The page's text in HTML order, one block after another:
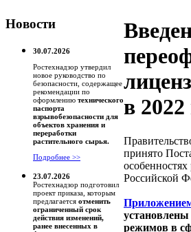
Новости
30.07.2026
Ростехнадзор утвердил
новое руководство по
безопасности, содержащее
рекомендации по
оформлению технического
паспорта
взрывобезопасности для
объектов хранения и
переработки
растительного сырья.
Подробнее >>
23.07.2026
Ростехнадзор подготовил
проект приказа, которым
предлагается отменить
ограниченный срок
действия изменений,
ранее внесенных в
в 2022
принято
Российской
режимов в